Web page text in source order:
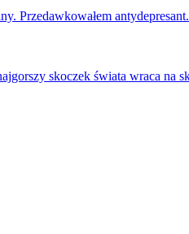
Przedawkowałem antydepresant.
skoczek świata wraca na